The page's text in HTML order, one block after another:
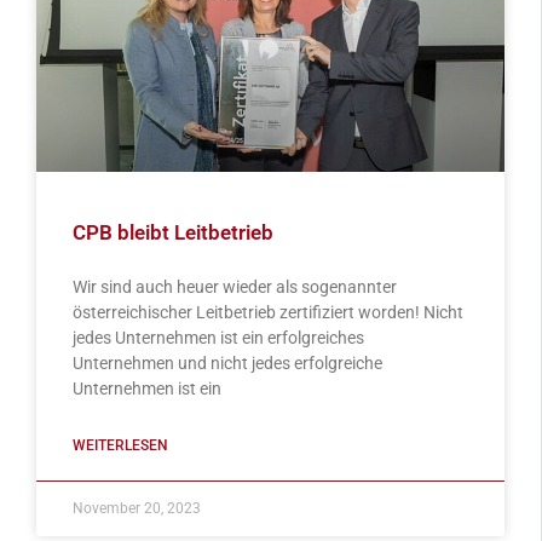
CPB bleibt Leitbetrieb
Wir sind auch heuer wieder als sogenannter
österreichischer Leitbetrieb zertifiziert worden! Nicht
jedes Unternehmen ist ein erfolgreiches
Unternehmen und nicht jedes erfolgreiche
Unternehmen ist ein
WEITERLESEN
November 20, 2023